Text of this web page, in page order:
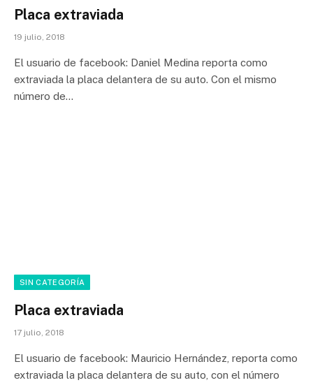
Placa extraviada
19 julio, 2018
El usuario de facebook: Daniel Medina reporta como
extraviada la placa delantera de su auto. Con el mismo
número de…
SIN CATEGORÍA
Placa extraviada
17 julio, 2018
El usuario de facebook: Mauricio Hernández, reporta como
extraviada la placa delantera de su auto, con el número